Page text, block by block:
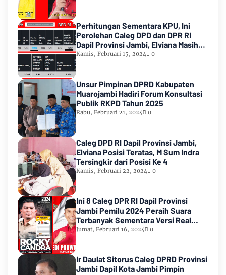
Perhitungan Sementara KPU, Ini
Perolehan Caleg DPD dan DPR RI
Dapil Provinsi Jambi, Elviana Masih
Urutan Kedua Teratas
Kamis, Februari 15, 2024 0
Unsur Pimpinan DPRD Kabupaten
Muarojambi Hadiri Forum Konsultasi
Publik RKPD Tahun 2025
Rabu, Februari 21, 2024 0
Caleg DPD RI Dapil Provinsi Jambi,
Elviana Posisi Teratas, M Sum Indra
Tersingkir dari Posisi Ke 4
Kamis, Februari 22, 2024 0
Ini 8 Caleg DPR RI Dapil Provinsi
Jambi Pemilu 2024 Peraih Suara
Terbanyak Sementara Versi Real
Count KPU RI
Jumat, Februari 16, 2024 0
Ir Daulat Sitorus Caleg DPRD Provinsi
Jambi Dapil Kota Jambi Pimpin